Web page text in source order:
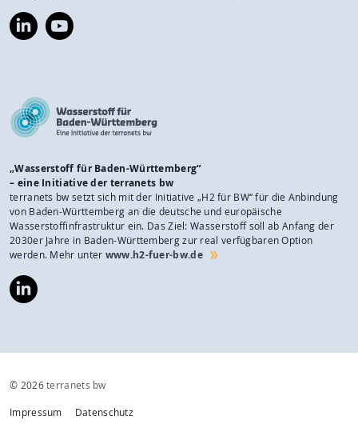
https://www.linkedin.com/company/terranets-
bw-
https://www.youtube.com/@terranetsbw
„Wasserstoff für Baden-Württemberg“
– eine Initiative der terranets bw
terranets bw setzt sich mit der Initiative „H2 für BW“ für die Anbindung
von Baden-Württemberg an die deutsche und europäische
Wasserstoffinfrastruktur ein. Das Ziel: Wasserstoff soll ab Anfang der
2030er Jahre in Baden-Württemberg zur real verfügbaren Option
werden. Mehr unter www.h2-fuer-bw.de
https://www.linkedin.com/company/wasserstoff-
f%C3%BCr-
© 2026terranets bw
Impressum
Datenschutz